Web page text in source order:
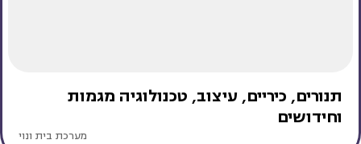
תנורים, כיריים, עיצוב, טכנולוגיה מגמות
וחידושים
מערכת בית ונוי